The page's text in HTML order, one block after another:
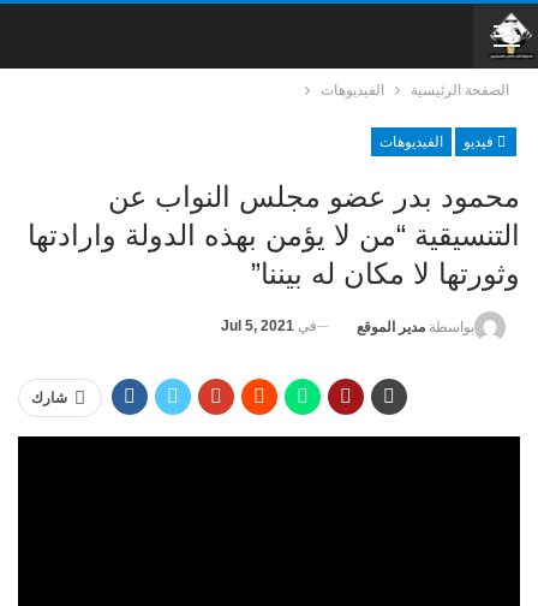
الصفحة الرئيسية الفيديوهات
فيديو الفيديوهات
محمود بدر عضو مجلس النواب عن
التنسيقية “من لا يؤمن بهذه الدولة وارادتها
وثورتها لا مكان له بيننا”
بواسطة مدير الموقع في Jul 5, 2021
شارك